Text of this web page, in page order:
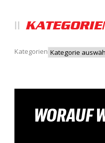
Kategorien